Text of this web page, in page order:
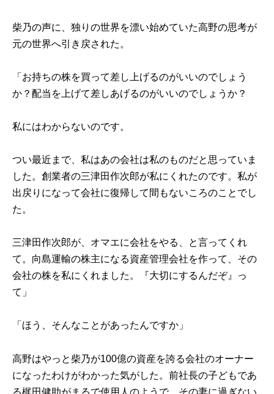
柴乃の声に、独りの世界を漂い始めていた高野の思考が
元の世界へ引き戻された。
「お持ちの株を買って差し上げるのがいいのでしょう
か？配当を上げて差しあげるのがいいのでしょうか？
私にはわからないのです。
つい最近まで、私はあの会社は私のものだと思っていま
した。創業者の三津田作次郎が私にくれたのです。私が
出戻りになって会社に復帰して間もないころのことでし
た。
三津田作次郎が、オマエに会社をやる、と言ってくれ
て。向島運輸の株主になる資産管理会社を作って、その
会社の株を私にくれました。『大切にするんだぞ』っ
て」
「ほう、そんなことがあったんですか」
高野はやっと柴乃が100億の資産を誇る会社のオーナー
になったわけがわかった気がした。前社長の子どもであ
る梶田健助がまるで使用人のようで、その妻に過ぎない